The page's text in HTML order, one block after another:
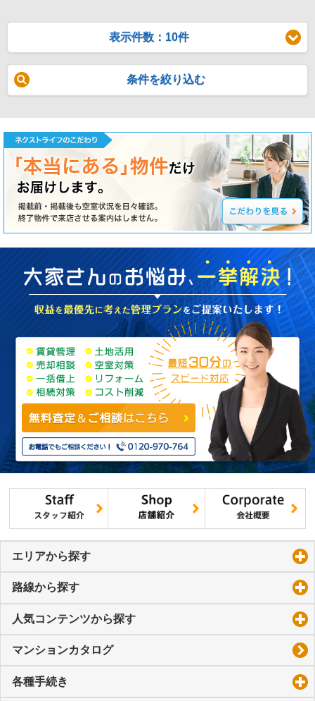
表示件数：10件
条件を絞り込む
エリアから探す
路線から探す
人気コンテンツから探す
マンションカタログ
各種手続き